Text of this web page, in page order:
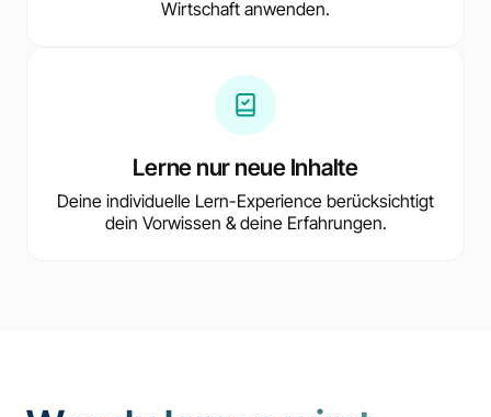
Wirtschaft anwenden.
Lerne nur neue Inhalte
Deine individuelle Lern-Experience berücksichtigt
dein Vorwissen & deine Erfahrungen.